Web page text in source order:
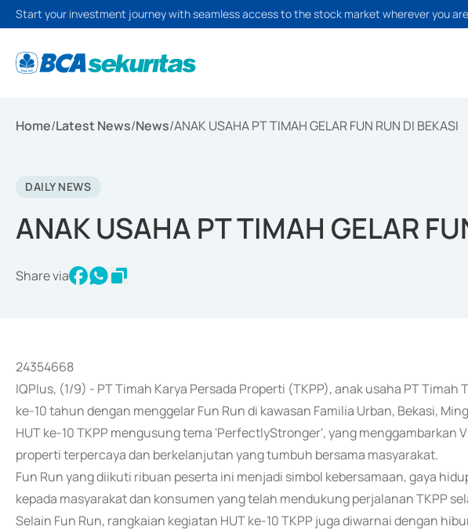
Start your investment journey with seamless access to the stock market wherever you
Home/Latest News/News/ANAK USAHA PT TIMAH GELAR FUN RUN DI BEKASI
DAILY NEWS
ANAK USAHA PT TIMAH GELAR
Share via
24354668
IQPlus, (1/9) - PT Timah Karya Persada Properti (TKPP), anak usaha PT
ke-10 tahun dengan menggelar Fun Run di kawasan Familia Urban, Bekasi,
HUT ke-10 TKPP mengusung tema 'PerfectlyStronger', yang menggambarkan
properti terpercaya dan berkelanjutan yang tumbuh bersama masyarakat.
Fun Run yang diikuti ribuan peserta ini menjadi simbol kebersamaan, gaya
kepada masyarakat dan konsumen yang telah mendukung perjalanan TKPP
Selain Fun Run, rangkaian kegiatan HUT ke-10 TKPP juga diwarnai dengan